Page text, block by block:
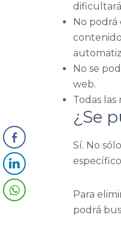
No podrá
No se
web.
Todas las
¿Se
Sí. No
Para
podrá